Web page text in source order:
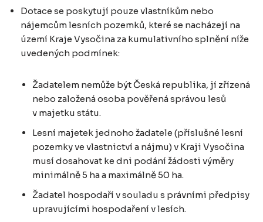
Dotace se poskytují pouze vlastníkům nebo
nájemcům lesních pozemků, které se nacházejí na
území Kraje Vysočina za kumulativního splnění níže
uvedených podmínek:
Žadatelem nemůže být Česká republika, jí zřízená
nebo založená osoba pověřená správou lesů
v majetku státu.
Lesní majetek jednoho žadatele (příslušné lesní
pozemky ve vlastnictví a nájmu) v Kraji Vysočina
musí dosahovat ke dni podání žádosti výměry
minimálně 5 ha a maximálně 50 ha.
Žadatel hospodaří v souladu s právními předpisy
upravujícími hospodaření v lesích.